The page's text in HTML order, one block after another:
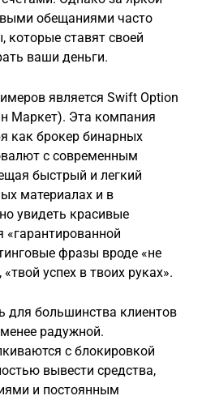
обещаниями часто
ставят своей
ваши деньги.
является Swift Option
Маркет). Эта компания
как брокер бинарных
с современным
быстрый и легкий
материалах и в
увидеть красивые
фразы вроде «не
успех в твоих руках».
для большинства клиентов
радужной.
с блокировкой
вывести средства,
и постоянным